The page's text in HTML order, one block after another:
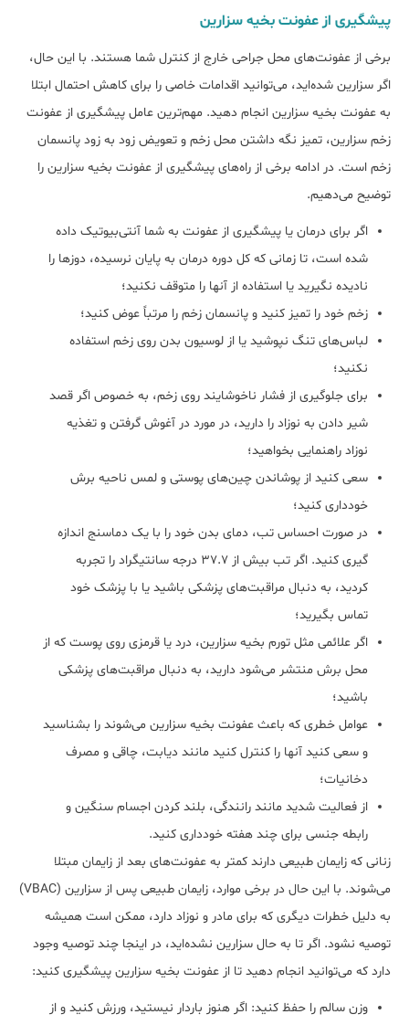
پیشگیری از عفونت بخیه سزارین
برخی از عفونت‌های محل جراحی خارج از کنترل شما هستند. با این حال،
اگر سزارین شده‌اید، می‌توانید اقدامات خاصی را برای کاهش احتمال ابتلا
به عفونت بخیه سزارین انجام دهید. مهم‌ترین عامل پیشگیری از عفونت
زخم سزارین، تمیز نگه داشتن محل زخم و تعویض زود به زود پانسمان
زخم است. در ادامه برخی از راه‌های پیشگیری از عفونت بخیه سزارین را
توضیح می‌دهیم.
اگر برای درمان یا پیشگیری از عفونت به شما آنتی‌بیوتیک داده
شده است، تا زمانی که کل دوره درمان به پایان نرسیده، دوزها را
نادیده نگیرید یا استفاده از آنها را متوقف نکنید؛
زخم خود را تمیز کنید و پانسمان زخم را مرتباً عوض کنید؛
لباس‌های تنگ نپوشید یا از لوسیون بدن روی زخم استفاده
نکنید؛
برای جلوگیری از فشار ناخوشایند روی زخم، به خصوص اگر قصد
شیر دادن به نوزاد را دارید، در مورد در آغوش گرفتن و تغذیه
نوزاد راهنمایی بخواهید؛
سعی کنید از پوشاندن چین‌های پوستی و لمس ناحیه برش
خودداری کنید؛
در صورت احساس تب، دمای بدن خود را با یک دماسنج اندازه
گیری کنید. اگر تب بیش از ۳۷.۷ درجه سانتیگراد را تجربه
کردید، به دنبال مراقبت‌های پزشکی باشید یا با پزشک خود
تماس بگیرید؛
اگر علائمی مثل تورم بخیه سزارین، درد یا قرمزی روی پوست که از
محل برش منتشر می‌شود دارید، به دنبال مراقبت‌های پزشکی
باشید؛
عوامل خطری که باعث عفونت بخیه سزارین می‌شوند را بشناسید
و سعی کنید آنها را کنترل کنید مانند دیابت، چاقی و مصرف
دخانیات؛
از فعالیت شدید مانند رانندگی، بلند کردن اجسام سنگین و
رابطه جنسی برای چند هفته خودداری کنید.
زنانی که زایمان طبیعی دارند کمتر به عفونت‌های بعد از زایمان مبتلا
می‌شوند. با این حال در برخی موارد، زایمان طبیعی پس از سزارین (VBAC)
به دلیل خطرات دیگری که برای مادر و نوزاد دارد، ممکن است همیشه
توصیه نشود. اگر تا به حال سزارین نشده‌اید، در اینجا چند توصیه وجود
دارد که می‌توانید انجام دهید تا از عفونت بخیه سزارین پیشگیری کنید:
وزن سالم را حفظ کنید: اگر هنوز باردار نیستید، ورزش کنید و از